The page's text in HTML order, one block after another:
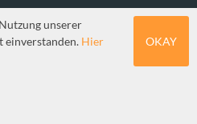
unserer
einverstanden. Hier
OKAY